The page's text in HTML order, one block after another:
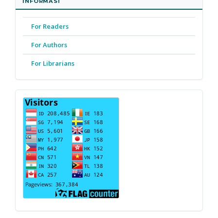
For Readers
For Authors
For Librarians
PENGUNJUNG